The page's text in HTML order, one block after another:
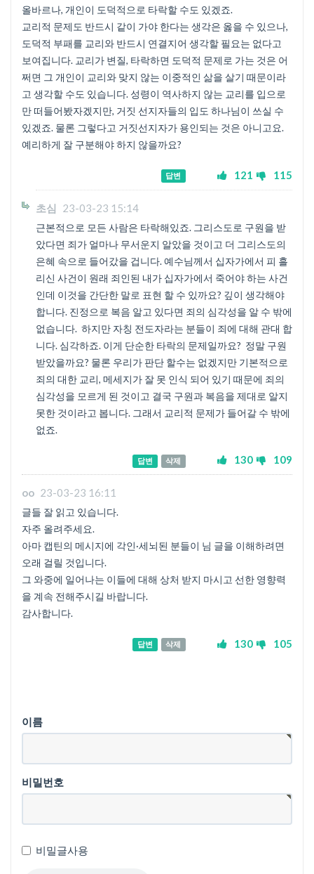
올바르나, 개인이 도덕적으로 타락할 수도 있겠죠.
교리적 문제도 반드시 같이 가야 한다는 생각은 옳을 수 있으나,
도덕적 부패를 교리와 반드시 연결지어 생각할 필요는 없다고
보여집니다. 교리가 변질, 타락하면 도덕적 문제로 가는 것은 어
쩌면 그 개인이 교리와 맞지 않는 이중적인 삶을 살기 때문이라
고 생각할 수도 있습니다. 성령이 역사하지 않는 교리를 입으로
만 떠들어봤자겠지만, 거짓 선지자들의 입도 하나님이 쓰실 수
있겠죠. 물론 그렇다고 거짓선지자가 용인되는 것은 아니고요.
예리하게 잘 구분해야 하지 않을까요?
121 115
답변
초심 23-03-23 15:14
근본적으로 모든 사람은 타락해있죠. 그리스도로 구원을 받
았다면 죄가 얼마나 무서운지 알았을 것이고 더 그리스도의
은혜 속으로 들어갔을 겁니다. 예수님께서 십자가에서 피 흘
리신 사건이 원래 죄인된 내가 십자가에서 죽어야 하는 사건
인데 이것을 간단한 말로 표현 할 수 있까요? 깊이 생각해야
합니다. 진정으로 복음 알고 있다면 죄의 심각성을 알 수 밖에
없습니다. 하지만 자칭 전도자라는 분들이 죄에 대해 관대 합
니다. 심각하죠. 이게 단순한 타락의 문제일까요? 정말 구원
받았을까요? 물론 우리가 판단 할수는 없겠지만 기본적으로
죄의 대한 교리, 메세지가 잘 못 인식 되어 있기 때문에 죄의
심각성을 모르게 된 것이고 결국 구원과 복음을 제대로 알지
못한 것이라고 봅니다. 그래서 교리적 문제가 들어갈 수 밖에
없죠.
130 109
답변 삭제
oo 23-03-23 16:11
글들 잘 읽고 있습니다.
자주 올려주세요.
아마 캡틴의 메시지에 각인·세뇌된 분들이 님 글을 이해하려면
오래 걸릴 것입니다.
그 와중에 일어나는 이들에 대해 상처 받지 마시고 선한 영향력
을 계속 전해주시길 바랍니다.
감사합니다.
130 105
답변 삭제
이름
비밀번호
비밀글사용